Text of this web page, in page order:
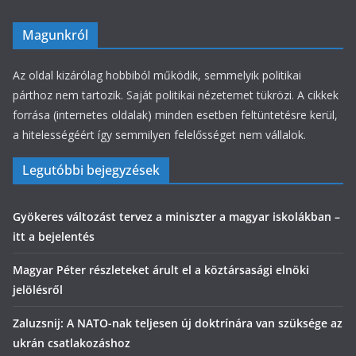
Magunkról
Az oldal kizárólag hobbiból működik, semmelyik politikai
párthoz nem tartozik. Saját politikai nézetemet tükrözi. A cikkek
forrása (internetes oldalak) minden esetben feltüntetésre kerül,
a hitelességéért így semmilyen felelősséget nem vállalok.
Legutóbbi bejegyzések
Gyökeres változást tervez a miniszter a magyar iskolákban –
itt a bejelentés
Magyar Péter részleteket árult el a köztársasági elnöki
jelölésről
Zaluzsnij: A NATO-nak teljesen új doktrínára van szüksége az
ukrán csatlakozáshoz